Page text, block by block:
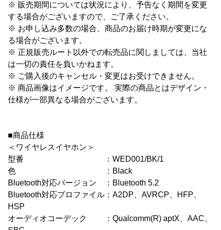
※ 販売期間については状況により、予告なく期間を変更
する場合がございますので、ご了承ください。
※ お申し込み多数の場合、商品のお届け時期が変更にな
る場合がございます。
※ 正規販売ルート以外での転売品に関しましては、当社
は一切の責任を負いかねます。
※ ご購入後のキャンセル・変更はお受けできません。
※ 商品画像はイメージです。 実際の商品とはデザイン・
仕様が一部異なる場合がございます。
■商品仕様
＜ワイヤレスイヤホン＞
型番 ：WED001/BK/1
色 ：Black
Bluetooth対応バージョン ：Bluetooth 5.2
Bluetooth対応プロファイル：A2DP、AVRCP、HFP、
HSP
オーディオコーデック ：Qualcomm(R) aptX、AAC、